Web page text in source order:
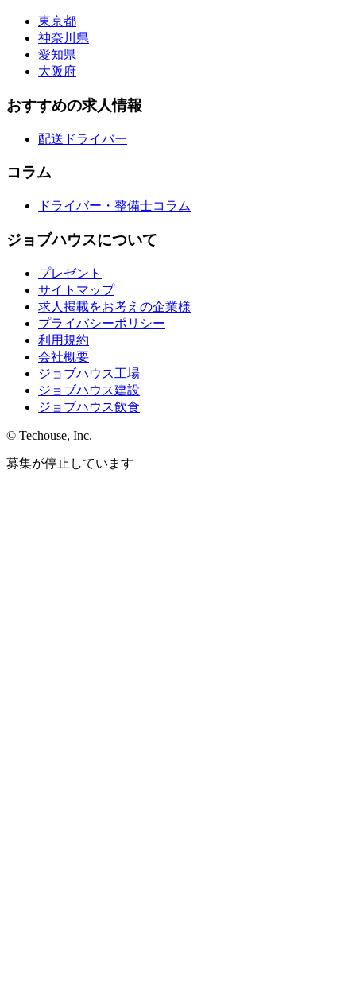
東京都
神奈川県
愛知県
大阪府
おすすめの求人情報
配送ドライバー
コラム
ドライバー・整備士コラム
ジョブハウスについて
プレゼント
サイトマップ
求人掲載をお考えの企業様
プライバシーポリシー
利用規約
会社概要
ジョブハウス工場
ジョブハウス建設
ジョブハウス飲食
© Techouse, Inc.
募集が停止しています